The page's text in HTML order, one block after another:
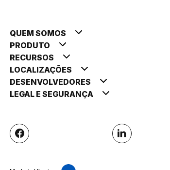
QUEM SOMOS
PRODUTO
RECURSOS
LOCALIZAÇÕES
DESENVOLVEDORES
LEGAL E SEGURANÇA